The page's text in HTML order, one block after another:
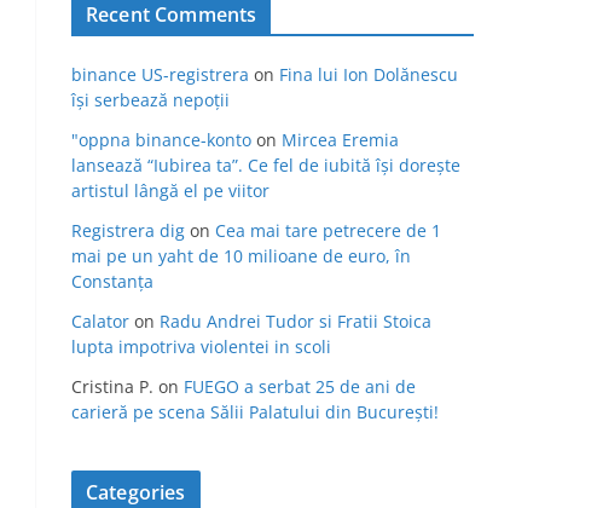
Recent Comments
binance US-registrera on Fina lui Ion Dolănescu
își serbează nepoții
"oppna binance-konto on Mircea Eremia
lansează “Iubirea ta”. Ce fel de iubită își dorește
artistul lângă el pe viitor
Registrera dig on Cea mai tare petrecere de 1
mai pe un yaht de 10 milioane de euro, în
Constanța
Calator on Radu Andrei Tudor si Fratii Stoica
lupta impotriva violentei in scoli
Cristina P. on FUEGO a serbat 25 de ani de
carieră pe scena Sălii Palatului din București!
Categories